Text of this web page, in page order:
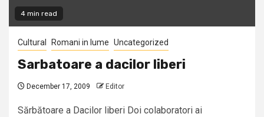
4 min read
Cultural Romani in lume Uncategorized
Sarbatoare a dacilor liberi
December 17, 2009 Editor
Sărbătoare a Dacilor liberi Doi colaboratori ai